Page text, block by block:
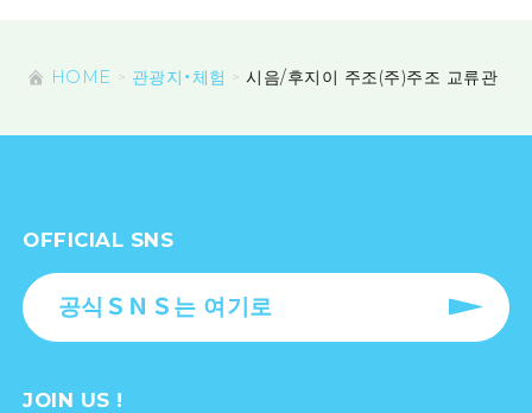
HOME 관광지・체험 시음/후지이 주조(주)주조 교류관
OFFICIAL SNS
공식ＳＮＳ는 여기로
JOIN US !